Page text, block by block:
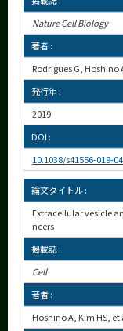
Nature Cell Biology
著者 :
Rodrigues G,
発行年 :
2019
DOI :
10.1038/s41556-019-
論文タイトル :
Extracellular vesicle
ncers
掲載誌 :
Cell
著者 :
Hoshino A, Kim HS, et